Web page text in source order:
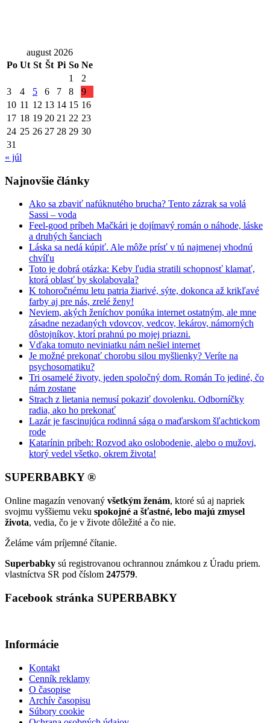
august 2026
Po Ut St Št Pi So Ne
1
2
3
4 5 6 7 8
9
10 11 12 13 14 15 16
17 18 19 20 21 22 23
24 25 26 27 28 29 30
31
« júl
Najnovšie články
Ako sa zbaviť nafúknutého brucha? Tento zázrak sa volá
Sassi – voda
Feel-good príbeh Mačkári je dojímavý román o náhode, láske
a druhých šanciach
Láska sa nedá kúpiť. Ale môže prísť v tú najmenej vhodnú
chvíľu
Toto je dobrá otázka: Keby ľudia stratili schopnosť klamať,
ktorá oblasť by skolabovala?
K tohoročnému letu patria žiarivé, sýte, dokonca až krikľavé
farby aj pre nás, zrelé ženy!
Neviem, akých ženíchov ponúka internet ostatným, ale mne
zásadne nezadaných vdovcov, vedcov, lekárov, námorných
dôstojníkov, ktorí prahnú po mojej priazni.
Vďaka tomuto neviniatku nám nešiel internet
Je možné prekonať chorobu silou myšlienky? Veríte na
psychosomatiku?
Tri osamelé životy, jeden spoločný dom. Román To jediné, čo
nám zostane
Strach z lietania nemusí pokaziť dovolenku. Odborníčky
radia, ako ho prekonať
Lazár je fascinujúca rodinná sága o maďarskom šľachtickom
rode
Katarínin príbeh: Rozvod ako oslobodenie, alebo o mužovi,
ktorý vedel všetko, okrem života!
SUPERBABKY ®
Online magazín venovaný všetkým ženám, ktoré sú aj napriek
svojmu vyššiemu veku spokojné a šťastné, lebo majú zmysel
života, vedia, čo je v živote dôležité a čo nie.
Želáme vám príjemné čítanie.
Superbabky sú registrovanou ochrannou známkou z Úradu priem.
vlastníctva SR pod číslom 247579.
Facebook stránka SUPERBABKY
Informácie
Kontakt
Cenník reklamy
O časopise
Archív časopisu
Súbory cookie